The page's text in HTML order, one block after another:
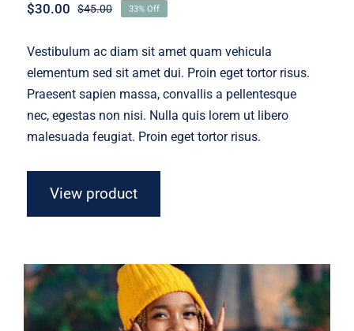
$45.00Original
was:
$30.00
Current
is:
33% Off
Vestibulum ac diam sit amet quam vehicula
elementum sed sit amet dui. Proin eget tortor risus.
Praesent sapien massa, convallis a pellentesque
nec, egestas non nisi. Nulla quis lorem ut libero
malesuada feugiat. Proin eget tortor risus.
View product